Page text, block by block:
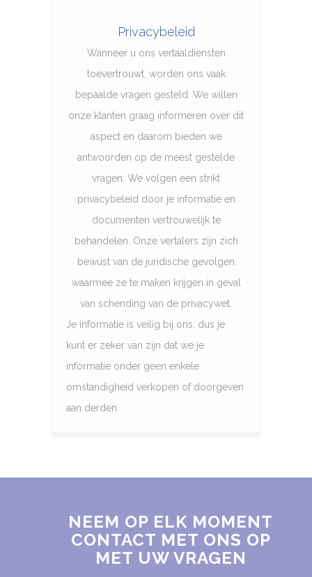
Privacybeleid
Wanneer u ons vertaaldiensten
toevertrouwt, worden ons vaak
bepaalde vragen gesteld. We willen
onze klanten graag informeren over dit
aspect en daarom bieden we
antwoorden op de meest gestelde
vragen. We volgen een strikt
privacybeleid door je informatie en
documenten vertrouwelijk te
behandelen. Onze vertalers zijn zich
bewust van de juridische gevolgen
waarmee ze te maken krijgen in geval
van schending van de privacywet.
Je informatie is veilig bij ons, dus je
kunt er zeker van zijn dat we je
informatie onder geen enkele
omstandigheid verkopen of doorgeven
aan derden.
NEEM OP ELK MOMENT
CONTACT MET ONS OP
MET UW VRAGEN